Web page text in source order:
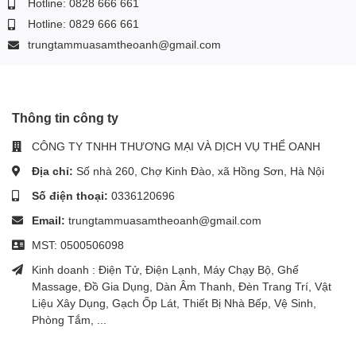
Hotline: 0829 666 661
trungtammuasamtheoanh@gmail.com
Thông tin công ty
CÔNG TY TNHH THƯƠNG MẠI VÀ DỊCH VỤ THỂ OANH
Địa chỉ: Số nhà 260, Chợ Kinh Đào, xã Hồng Sơn, Hà Nội
Số điện thoại: 0336120696
Email: trungtammuasamtheoanh@gmail.com
MST: 0500506098
Kinh doanh : Điện Tử, Điện Lạnh, Máy Chạy Bộ, Ghế
Massage, Đồ Gia Dụng, Dàn Âm Thanh, Đèn Trang Trí, Vật
Liệu Xây Dụng, Gạch Ốp Lát, Thiết Bị Nhà Bếp, Vệ Sinh,
Phòng Tắm, ...